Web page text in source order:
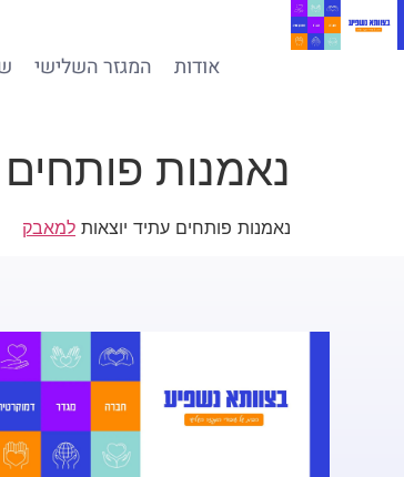
אודות המגזר השלישי
נאמנות
נאמנות פותחים עתיד יוצאות למאבק